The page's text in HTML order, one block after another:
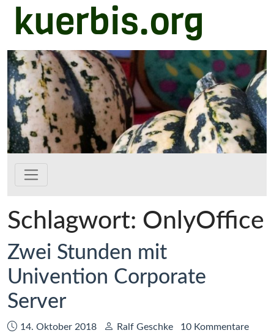
Zum Hauptinhalt springen
kuerbis.org
Schlagwort: OnlyOffice
Zwei Stunden mit
Univention Corporate
Server
Datum:
14. Oktober 2018 Autor:
Ralf Geschke
10 Kommentare